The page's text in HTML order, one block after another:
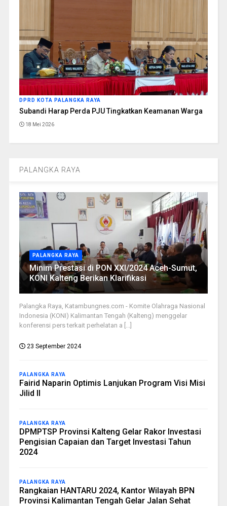
DPRD KOTA PALANGKA RAYA
Subandi Harap Perda PJU Tingkatkan Keamanan Warga
18 Mei 2026
PALANGKA RAYA
PALANGKA RAYA
Minim Prestasi di PON XXI/2024 Aceh-Sumut,
KONI Kalteng Berikan Klarifikasi
Palangka Raya, Katambungnes.com - Komite Olahraga Nasional
Indonesia (KONI) Kalimantan Tengah (Kalteng) menggelar
konferensi pers terkait perhelatan a [...]
23 September 2024
PALANGKA RAYA
Fairid Naparin Optimis Lanjukan Program Visi Misi
Jilid II
PALANGKA RAYA
DPMPTSP Provinsi Kalteng Gelar Rakor Investasi
Pengisian Capaian dan Target Investasi Tahun
2024
PALANGKA RAYA
Rangkaian HANTARU 2024, Kantor Wilayah BPN
Provinsi Kalimantan Tengah Gelar Jalan Sehat